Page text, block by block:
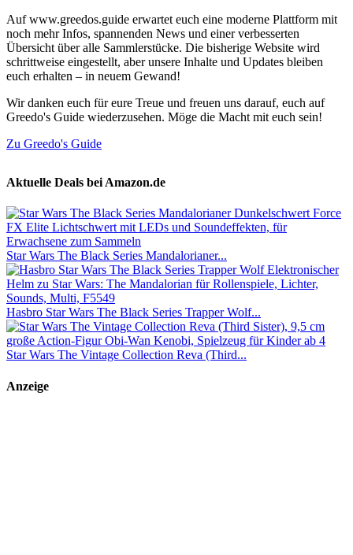
Auf www.greedos.guide erwartet euch eine moderne Plattform mit
noch mehr Infos, spannenden News und einer verbesserten
Übersicht über alle Sammlerstücke. Die bisherige Website wird
schrittweise eingestellt, aber unsere Inhalte und Updates bleiben
euch erhalten – in neuem Gewand!
Wir danken euch für eure Treue und freuen uns darauf, euch auf
Greedo's Guide wiederzusehen. Möge die Macht mit euch sein!
Zu Greedo's Guide
Aktuelle Deals bei Amazon.de
Star Wars The Black Series Mandalorianer...
Hasbro Star Wars The Black Series Trapper Wolf...
Star Wars The Vintage Collection Reva (Third...
Anzeige